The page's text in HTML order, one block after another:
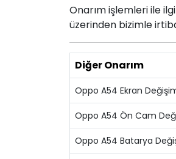
Onarım işlemleri ile
üzerinden bizimle
Diğer Onarım
Oppo A54 Ekran
Oppo A54 Ön Cam
Oppo A54 Batarya